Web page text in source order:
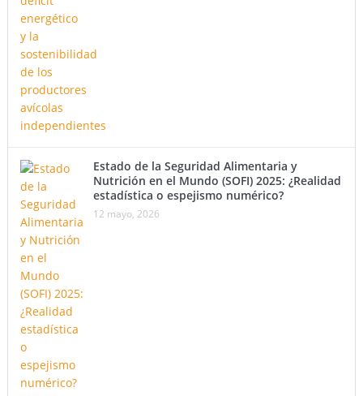
Estado de la Seguridad Alimentaria y
Nutrición en el Mundo (SOFI) 2025: ¿Realidad
estadística o espejismo numérico?
12 mayo, 2026